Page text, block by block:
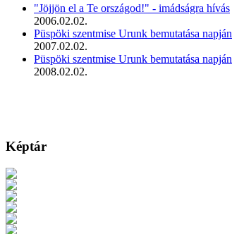
"Jöjjön el a Te országod!" - imádságra hívás
2006.02.02.
Püspöki szentmise Urunk bemutatása napján
2007.02.02.
Püspöki szentmise Urunk bemutatása napján
2008.02.02.
Képtár